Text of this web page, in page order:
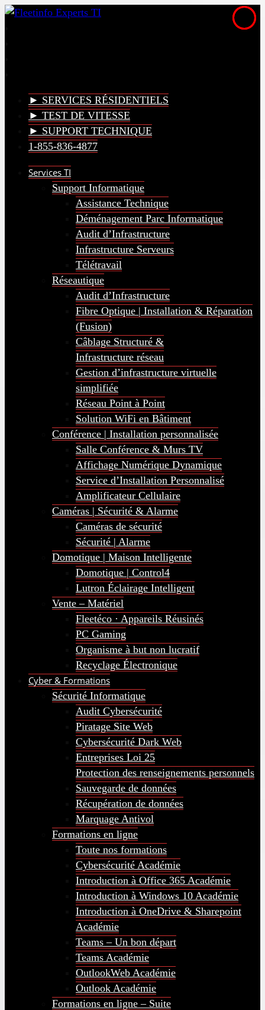
► SERVICES RÉSIDENTIELS
► TEST DE VITESSE
► SUPPORT TECHNIQUE
1-855-836-4877
Services TI
Support Informatique
Assistance Technique
Déménagement Parc Informatique
Audit d’Infrastructure
Infrastructure Serveurs
Télétravail
Réseautique
Audit d’Infrastructure
Fibre Optique | Installation & Réparation
(Fusion)
Câblage Structuré &
Infrastructure réseau
Gestion d’infrastructure virtuelle
simplifiée
Réseau Point à Point
Solution WiFi en Bâtiment
Conférence | Installation personnalisée
Salle Conférence & Murs TV
Affichage Numérique Dynamique
Service d’Installation Personnalisé
Amplificateur Cellulaire
Caméras | Sécurité & Alarme
Caméras de sécurité
Sécurité | Alarme
Domotique | Maison Intelligente
Domotique | Control4
Lutron Éclairage Intelligent
Vente – Matériel
Fleetéco · Appareils Réusinés
PC Gaming
Organisme à but non lucratif
Recyclage Électronique
Cyber & Formations
Sécurité Informatique
Audit Cybersécurité
Piratage Site Web
Cybersécurité Dark Web
Entreprises Loi 25
Protection des renseignements personnels
Sauvegarde de données
Récupération de données
Marquage Antivol
Formations en ligne
Toute nos formations
Cybersécurité Académie
Introduction à Office 365 Académie
Introduction à Windows 10 Académie
Introduction à OneDrive & Sharepoint
Académie
Teams – Un bon départ
Teams Académie
OutlookWeb Académie
Outlook Académie
Formations en ligne – Suite